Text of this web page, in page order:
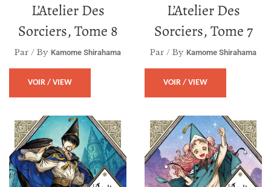
L’Atelier Des
Sorciers, Tome 8
Par / By Kamome Shirahama
VOIR / VIEW
L’Atelier Des
Sorciers, Tome 7
Par / By Kamome Shirahama
VOIR / VIEW